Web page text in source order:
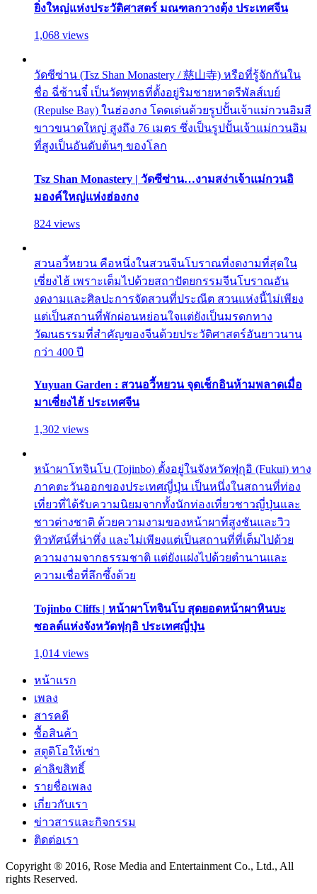
ยิ่งใหญ่แห่งประวัติศาสตร์ มณฑลกวางตุ้ง ประเทศจีน
1,068 views
วัดซีซ่าน (Tsz Shan Monastery / 慈山寺) หรือที่รู้จักกันใน
ชื่อ ฉี่ซ้านจี๋ เป็นวัดพุทธที่ตั้งอยู่ริมชายหาดรีพัลส์เบย์
(Repulse Bay) ในฮ่องกง โดดเด่นด้วยรูปปั้นเจ้าแม่กวนอิมสี
ขาวขนาดใหญ่ สูงถึง 76 เมตร ซึ่งเป็นรูปปั้นเจ้าแม่กวนอิม
ที่สูงเป็นอันดับต้นๆ ของโลก
Tsz Shan Monastery | วัดซีซ่าน…งามสง่าเจ้าแม่กวนอิ
มองค์ใหญ่แห่งฮ่องกง
824 views
สวนอวี้หยวน คือหนึ่งในสวนจีนโบราณที่งดงามที่สุดใน
เซี่ยงไฮ้ เพราะเต็มไปด้วยสถาปัตยกรรมจีนโบราณอัน
งดงามและศิลปะการจัดสวนที่ประณีต สวนแห่งนี้ไม่เพียง
แต่เป็นสถานที่พักผ่อนหย่อนใจแต่ยังเป็นมรดกทาง
วัฒนธรรมที่สำคัญของจีนด้วยประวัติศาสตร์อันยาวนาน
กว่า 400 ปี
Yuyuan Garden : สวนอวี้หยวน จุดเช็กอินห้ามพลาดเมื่อ
มาเซี่ยงไฮ้ ประเทศจีน
1,302 views
หน้าผาโทจินโบ (Tojinbo) ตั้งอยู่ในจังหวัดฟุกุอิ (Fukui) ทาง
ภาคตะวันออกของประเทศญี่ปุ่น เป็นหนึ่งในสถานที่ท่อง
เที่ยวที่ได้รับความนิยมจากทั้งนักท่องเที่ยวชาวญี่ปุ่นและ
ชาวต่างชาติ ด้วยความงามของหน้าผาที่สูงชันและวิว
ทิวทัศน์ที่น่าทึ่ง และไม่เพียงแต่เป็นสถานที่ที่เต็มไปด้วย
ความงามจากธรรมชาติ แต่ยังแฝงไปด้วยตำนานและ
ความเชื่อที่ลึกซึ้งด้วย
Tojinbo Cliffs | หน้าผาโทจินโบ สุดยอดหน้าผาหินบะ
ซอลต์แห่งจังหวัดฟุกุอิ ประเทศญี่ปุ่น
1,014 views
หน้าแรก
เพลง
สารคดี
ซื้อสินค้า
สตูดิโอให้เช่า
ค่าลิขสิทธิ์
รายชื่อเพลง
เกี่ยวกับเรา
ข่าวสารและกิจกรรม
ติดต่อเรา
Copyright ® 2016, Rose Media and Entertainment Co., Ltd., All
rights Reserved.